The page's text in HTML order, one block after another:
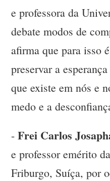
e professora da
debate modos de
afirma que para isso
preservar a
que existe em nós e
medo e a
-Frei Carlos
e professor emérito
Friburgo, Suíça, por